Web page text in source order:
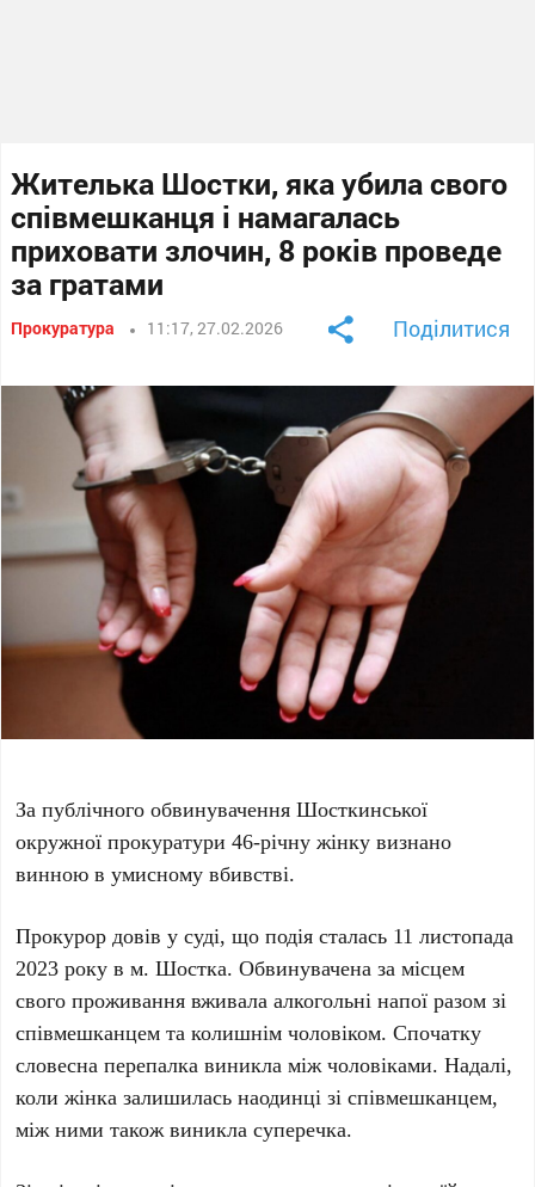
Жителька Шостки, яка убила свого
співмешканця і намагалась
приховати злочин, 8 років проведе
за гратами
Прокуратура 11:17, 27.02.2026 Поділитися
За публічного обвинувачення Шосткинської
окружної прокуратури 46-річну жінку визнано
винною в умисному вбивстві.
Прокурор довів у суді, що подія сталась 11 листопада
2023 року в м. Шостка. Обвинувачена за місцем
свого проживання вживала алкогольні напої разом зі
співмешканцем та колишнім чоловіком. Спочатку
словесна перепалка виникла між чоловіками. Надалі,
коли жінка залишилась наодинці зі співмешканцем,
між ними також виникла суперечка.